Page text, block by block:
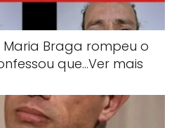
Maria Braga rompeu o
que…Ver mais